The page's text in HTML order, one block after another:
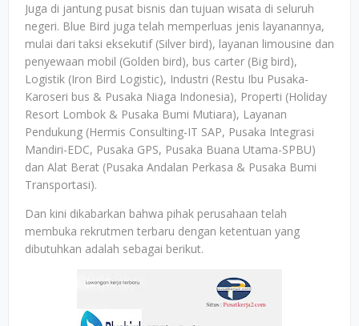
Juga di jantung pusat bisnis dan tujuan wisata di seluruh
negeri. Blue Bird juga telah memperluas jenis layanannya,
mulai dari taksi eksekutif (Silver bird), layanan limousine dan
penyewaan mobil (Golden bird), bus carter (Big bird),
Logistik (Iron Bird Logistic), Industri (Restu Ibu Pusaka-
Karoseri bus & Pusaka Niaga Indonesia), Properti (Holiday
Resort Lombok & Pusaka Bumi Mutiara), Layanan
Pendukung (Hermis Consulting-IT SAP, Pusaka Integrasi
Mandiri-EDC, Pusaka GPS, Pusaka Buana Utama-SPBU)
dan Alat Berat (Pusaka Andalan Perkasa & Pusaka Bumi
Transportasi).
Dan kini dikabarkan bahwa pihak perusahaan telah
membuka rekrutmen terbaru dengan ketentuan yang
dibutuhkan adalah sebagai berikut.